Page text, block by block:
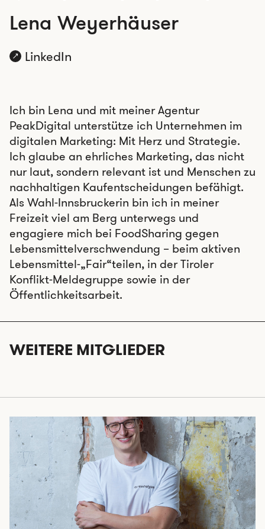
Lena Weyerhäuser
LinkedIn
Ich bin Lena und mit meiner Agentur
PeakDigital unterstütze ich Unternehmen im
digitalen Marketing: Mit Herz und Strategie.
Ich glaube an ehrliches Marketing, das nicht
nur laut, sondern relevant ist und Menschen zu
nachhaltigen Kaufentscheidungen befähigt.
Als Wahl-Innsbruckerin bin ich in meiner
Freizeit viel am Berg unterwegs und
engagiere mich bei FoodSharing gegen
Lebensmittelverschwendung – beim aktiven
Lebensmittel-„Fair“teilen, in der Tiroler
Konflikt-Meldegruppe sowie in der
Öffentlichkeitsarbeit.
WEITERE MITGLIEDER